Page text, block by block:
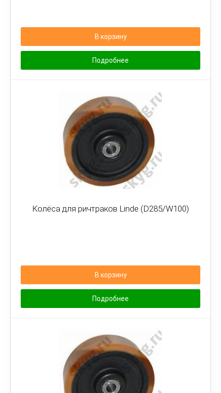
В корзину
Подробнее
Колёса для ричтраков Linde (D285/W100)
В корзину
Подробнее